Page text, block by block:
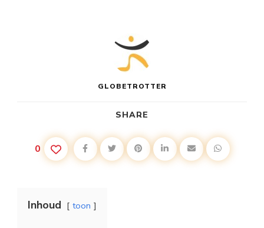
GLOBETROTTER
SHARE
0
Inhoud toon